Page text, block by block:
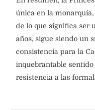
única en la
de lo que significa ser
años, sigue siendo un
consistencia para la
inquebrantable
resistencia a las